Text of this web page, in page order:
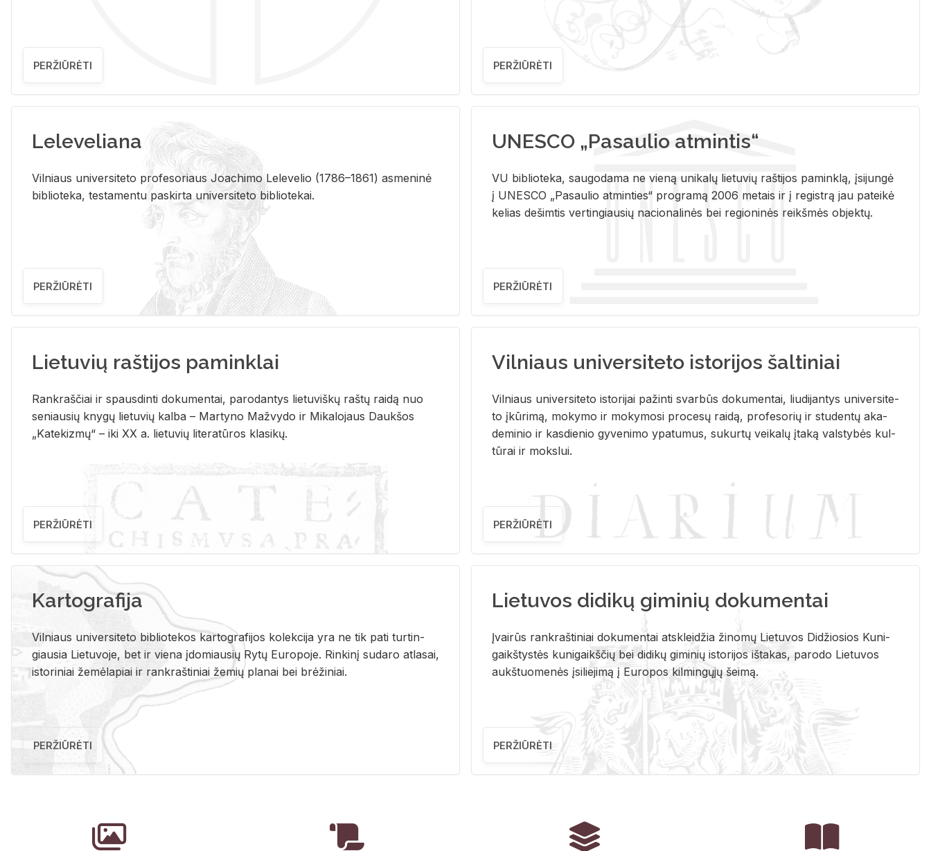
PERŽIŪRĖTI PERŽIŪRĖTI
Leleveliana
Vil­niaus uni­ver­si­te­to pro­fe­so­riaus Jo­a­chi­mo Le­le­ve­lio (1786–1861) as­me­ni­nė
bi­b­lio­te­ka, te­sta­men­tu pa­skir­ta uni­ver­si­te­to bi­b­lio­te­kai.
PERŽIŪRĖTI
UNESCO „Pasaulio atmintis“
VU biblioteka, saugodama ne vieną unikalų lietuvių raštijos paminklą, įsijungė
į UNESCO „Pasaulio atminties“ programą 2006 metais ir į registrą jau pateikė
kelias dešimtis vertingiausių nacionalinės bei regioninės reikšmės objektų.
PERŽIŪRĖTI
Lietuvių raštijos paminklai
Rank­raš­čiai ir spaus­din­ti do­ku­men­tai, pa­ro­dan­tys lie­tu­viš­kų raš­tų rai­dą nuo
se­niau­sių kny­gų lie­tu­vių kal­ba – Mar­ty­no Ma­žvy­do ir Mi­ka­lo­jaus Dauk­šos
„Ka­te­kiz­mų“ – iki XX a. lie­tu­vių li­te­ra­tū­ros kla­si­kų.
PERŽIŪRĖTI
Vilniaus universiteto istorijos šaltiniai
Vil­niaus uni­ver­si­te­to is­to­ri­jai pa­žin­ti svar­būs do­ku­men­tai, liu­di­jan­tys uni­ver­si­te­
to įkū­ri­mą, mo­ky­mo ir mo­ky­mo­si pro­ce­sų rai­dą, pro­fe­so­rių ir stu­den­tų aka­
de­mi­nio ir kas­die­nio gy­ve­ni­mo ypa­tu­mus, su­kur­tų vei­ka­lų įta­ką vals­ty­bės kul­
tū­rai ir moks­lui.
PERŽIŪRĖTI
Kartografija
Vil­niaus uni­ver­si­te­to bi­b­lio­te­kos kar­to­gra­fi­jos ko­lek­ci­ja yra ne tik pati tur­tin­
giau­sia Lie­tu­vo­je, bet ir vie­na įdo­miau­sių Rytų Eu­ro­po­je. Rin­ki­nį su­da­ro at­la­sai,
is­to­ri­niai že­mė­la­piai ir rank­raš­ti­niai že­mių pla­nai bei brė­ži­niai.
PERŽIŪRĖTI
Lietuvos didikų giminių dokumentai
Įvai­rūs rank­raš­ti­niai do­ku­men­tai at­sklei­džia ži­no­mų Lie­tu­vos Di­džio­sios Ku­ni­
gaikš­tys­tės ku­ni­gaikš­čių bei di­di­kų gi­mi­nių is­to­ri­jos iš­ta­kas, pa­ro­do Lie­tu­vos
aukš­tuo­me­nės įsi­lie­ji­mą į Eu­ro­pos kil­min­gų­jų šei­mą.
PERŽIŪRĖTI